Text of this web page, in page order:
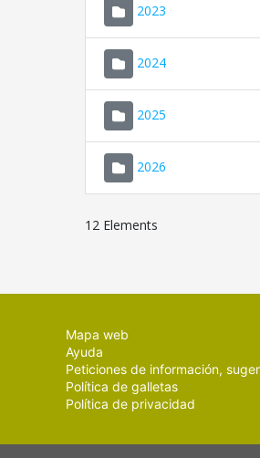
2023
2024
2025
2026
12 Elements
Mapa web
Ayuda
Peticiones de información,
Política de galletas
Política de privacidad